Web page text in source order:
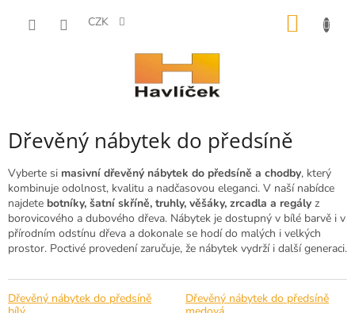
CZK
Dřevěný nábytek do předsíně
Vyberte si masivní dřevěný nábytek do předsíně a chodby, který
kombinuje odolnost, kvalitu a nadčasovou eleganci. V naší nabídce
najdete botníky, šatní skříně, truhly, věšáky, zrcadla a regály z
borovicového a dubového dřeva. Nábytek je dostupný v bílé barvě i v
přírodním odstínu dřeva a dokonale se hodí do malých i velkých
prostor. Poctivé provedení zaručuje, že nábytek vydrží i další generaci.
Dřevěný nábytek do předsíně
Dřevěný nábytek do předsíně